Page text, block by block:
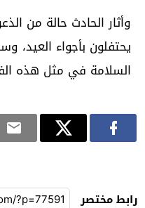
وأثار الحادث حالة من
يحتفلون بأجواء العيد،
السلامة في مثل هذه
رابط مختصر